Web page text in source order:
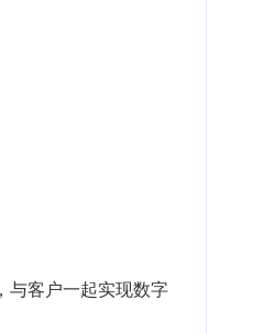
与客户一起实现数字